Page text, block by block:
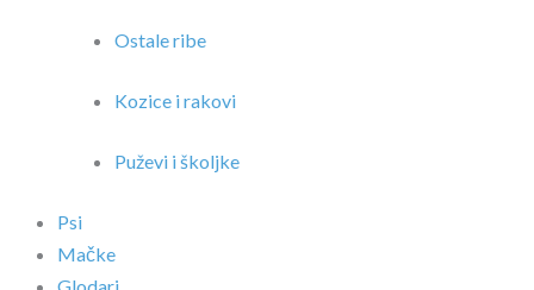
Ostale ribe
Kozice i rakovi
Puževi i školjke
Psi
Mačke